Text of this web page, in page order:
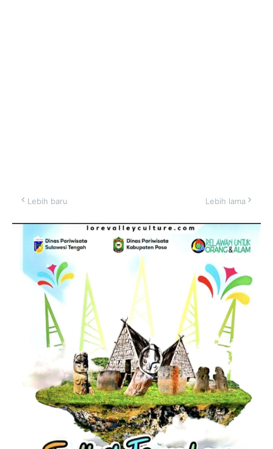
Lebih baru Lebih lama